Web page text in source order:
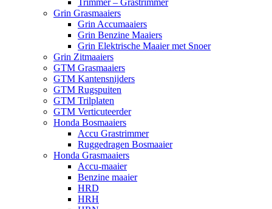
Grin Grasmaaiers
Grin Accumaaiers
Grin Benzine Maaiers
Grin Elektrische Maaier met Snoer
Grin Zitmaaiers
GTM Grasmaaiers
GTM Kantensnijders
GTM Rugspuiten
GTM Trilplaten
GTM Verticuteerder
Honda Bosmaaiers
Accu Grastrimmer
Ruggedragen Bosmaaier
Honda Grasmaaiers
Accu-maaier
Benzine maaier
HRD
HRH